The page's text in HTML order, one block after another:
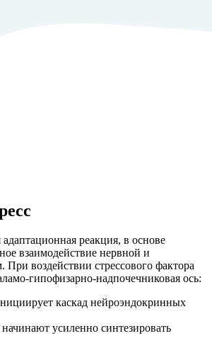
реакция, в основе
взаимодействие нервной и
При воздействии стрессового фактора
гипофизарно-надпочечниковая ось:
каскад нейроэндокринных
усиленно синтезировать